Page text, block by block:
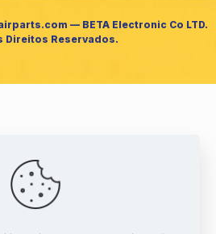
— BETA Electronic Co LTD.
Direitos Reservados.